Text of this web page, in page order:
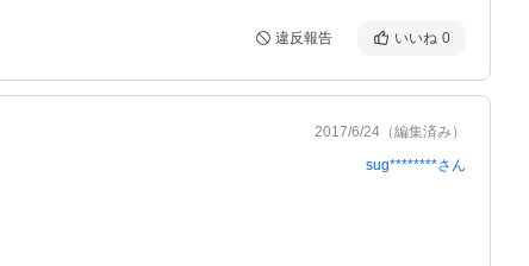
違反報告 いいね 0
2017/6/24 （編集済み）
sug********さん